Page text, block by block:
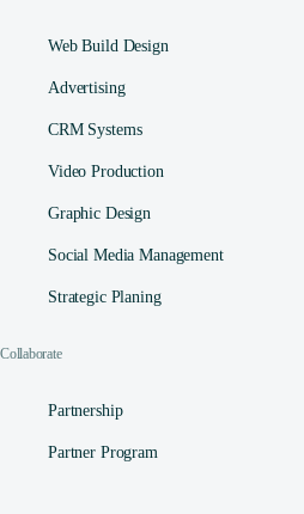
Web Build Design
Advertising
CRM Systems
Video Production
Graphic Design
Social Media Management​
Strategic Planing
Collaborate
Partnership
Partner Program